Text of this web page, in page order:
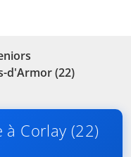
d'Armor (22)
à Corlay (22)